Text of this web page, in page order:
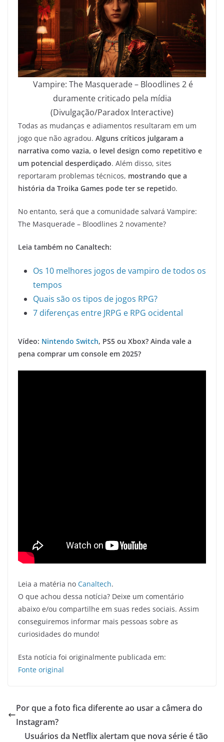
Vampire: The Masquerade – Bloodlines 2 é
duramente criticado pela mídia
(Divulgação/Paradox Interactive)
Todas as mudanças e adiamentos resultaram em um
jogo que não agradou. Alguns críticos julgaram a
narrativa como vazia, o level design como repetitivo e
um potencial desperdiçado. Além disso, sites
reportaram problemas técnicos, mostrando que a
história da Troika Games pode ter se repetido.
No entanto, será que a comunidade salvará Vampire:
The Masquerade – Bloodlines 2 novamente?
Leia também no Canaltech:
Os 10 melhores jogos de vampiro de todos os
tempos
Quais são os tipos de jogos RPG?
7 diferenças entre JRPG e RPG ocidental
Vídeo: Nintendo Switch, PS5 ou Xbox? Ainda vale a
pena comprar um console em 2025?
Leia a matéria no Canaltech.
O que achou dessa notícia? Deixe um comentário
abaixo e/ou compartilhe em suas redes sociais. Assim
conseguiremos informar mais pessoas sobre as
curiosidades do mundo!
Esta notícia foi originalmente publicada em:
Fonte original
Por que a foto fica diferente ao usar a câmera do
Instagram?
Usuários da Netflix alertam que nova série é tão